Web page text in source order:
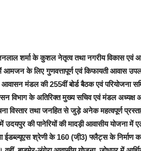
शर्मा के कुशल नेतृत्व तथा नगरीय विकास एवं
के लिए गुणवत्तापूर्ण एवं किफायती आवास
आवासन मंडल की 255वीं बोर्ड बैठक एवं परियोजना
विभाग के अतिरिक्त मुख्य सचिव एवं मंडल
विस्तार तथा जनहित से जुड़े अनेक महत्वपूर्ण
में उदयपुर की पानेरियों की मादड़ी आवासीय योजना
श्रेणी के 160 (जी़3) फ्लैट्स के निर्माण